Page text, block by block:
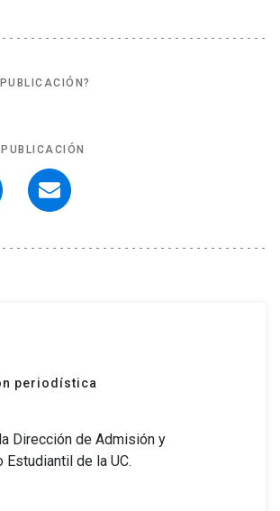
periodística
Dirección de Admisión y
Estudiantil de la UC.